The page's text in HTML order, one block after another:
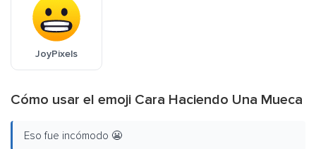
JoyPixels
Cómo usar el emoji Cara Haciendo Una Mueca
Eso fue incómodo 😬